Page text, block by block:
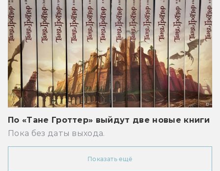
По «Тане Гроттер» выйдут две новые книги
Пока без даты выхода.
Показать ещё